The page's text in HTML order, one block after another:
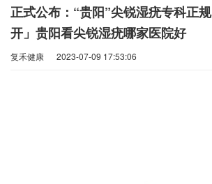
正式公布：“贵阳”尖锐湿疣专科正
开」贵阳看尖锐湿疣哪家医院好
复禾健康 2023-07-09 17:53:06